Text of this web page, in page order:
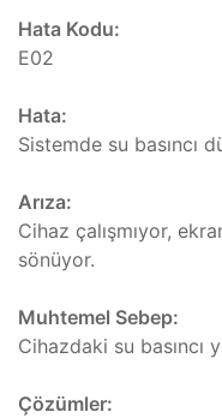
Hata Kodu:
E02
Hata:
Sistemde su basıncı
Arıza:
Cihaz çalışmıyor,
sönüyor.
Muhtemel Sebep:
Cihazdaki su basıncı
Çözümler: